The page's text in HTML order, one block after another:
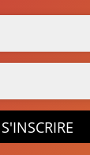
S'INSCRIRE